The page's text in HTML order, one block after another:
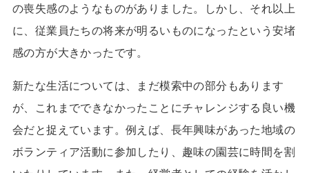
の喪失感のようなものがありました。しかし、それ以上
に、従業員たちの将来が明るいものになったという安堵
感の方が大きかったです。
新たな生活については、まだ模索中の部分もあります
が、これまでできなかったことにチャレンジする良い機
会だと捉えています。例えば、長年興味があった地域の
ボランティア活動に参加したり、趣味の園芸に時間を割